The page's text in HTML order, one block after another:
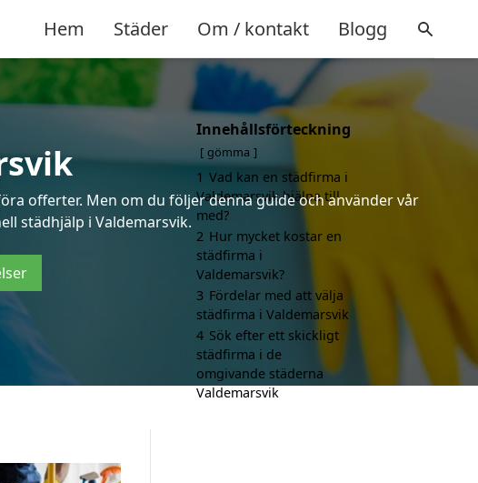
Hem Städer Om / kontakt Blogg
offerter. Men om du följer denna guide och använder vår
städhjälp i Valdemarsvik.
Innehållsförteckning
gömma
1 Vad kan en städfirma i
Valdemarsvik hjälpa till
med?
2 Hur mycket kostar en
städfirma i
Valdemarsvik?
3 Fördelar med att välja
städfirma i Valdemarsvik
4 Sök efter ett skickligt
städfirma i de
omgivande städerna
Valdemarsvik